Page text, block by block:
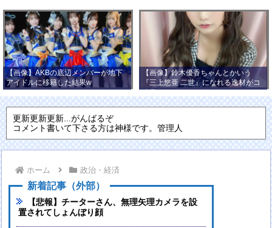
wwy
バストの水着ショット公開！
【画像】AKBの底辺メンバーが地下
アイドルに移籍した結果w
【画像】鈴木優香ちゃんとかいう
『三上悠亜 二世』になれる逸材がコ
チラ
更新更新更新...がんばるぞ
コメント書いて下さる方は神様です。管理人
ホーム 政治・経済
新着記事（外部）
【悲報】チーターさん、無理矢理カメラを設
置されてしょんぼり顔